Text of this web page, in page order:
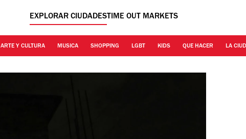
EXPLORAR CIUDADESTIME OUT MARKETS
ARTE Y CULTURA MUSICA SHOPPING LGBT KIDS QUE HACER LA